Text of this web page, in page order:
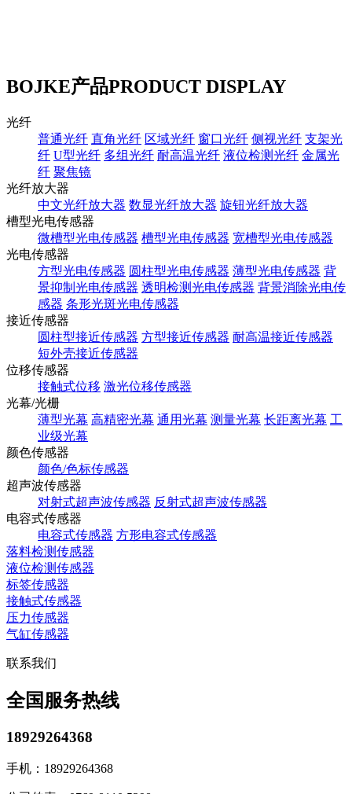
BOJKE产品PRODUCT DISPLAY
光纤
普通光纤 直角光纤 区域光纤 窗口光纤 侧视光纤 支架光
纤 U型光纤 多组光纤 耐高温光纤 液位检测光纤 金属光
纤 聚焦镜
光纤放大器
中文光纤放大器 数显光纤放大器 旋钮光纤放大器
槽型光电传感器
微槽型光电传感器 槽型光电传感器 宽槽型光电传感器
光电传感器
方型光电传感器 圆柱型光电传感器 薄型光电传感器 背
景抑制光电传感器 透明检测光电传感器 背景消除光电传
感器 条形光斑光电传感器
接近传感器
圆柱型接近传感器 方型接近传感器 耐高温接近传感器
短外壳接近传感器
位移传感器
接触式位移 激光位移传感器
光幕/光栅
薄型光幕 高精密光幕 通用光幕 测量光幕 长距离光幕 工
业级光幕
颜色传感器
颜色/色标传感器
超声波传感器
对射式超声波传感器 反射式超声波传感器
电容式传感器
电容式传感器 方形电容式传感器
落料检测传感器
液位检测传感器
标签传感器
接触式传感器
压力传感器
气缸传感器
联系我们
全国服务热线
18929264368
手机： 18929264368